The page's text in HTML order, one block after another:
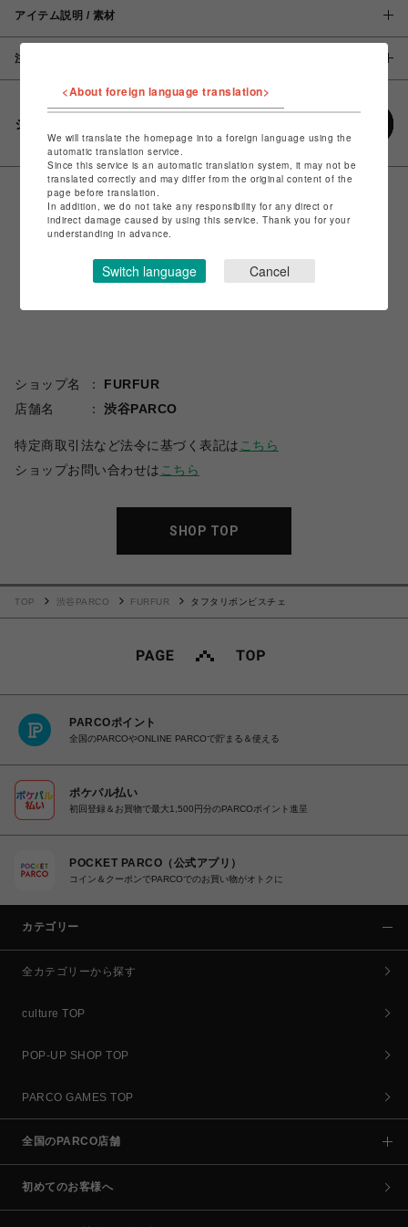
アイテム説明 / 素材
注意事項
シェアする
ショップ名
FURFUR
店舗名
渋谷PARCO
特定商取引法など法令に基づく表記は こちら
ショップお問い合わせは こちら
SHOP TOP
TOP 渋谷PARCO FURFUR タフタリボンビスチェ
PARCOポイント
全国のPARCOやONLINE PARCOで貯まる＆使える
ポケパル払い
初回登録＆お買物で最大1,500円分のPARCOポイント進呈
POCKET PARCO（公式アプリ）
コイン＆クーポンでPARCOでのお買い物がオトクに
カテゴリー
全カテゴリーから探す
culture TOP
POP-UP SHOP TOP
PARCO GAMES TOP
全国のPARCO店舗
初めてのお客様へ
<About foreign language translation>
We will translate the homepage into a foreign language using the
automatic translation service.
Since this service is an automatic translation system, it may not be
translated correctly and may differ from the original content of the
page before translation.
In addition, we do not take any responsibility for any direct or
indirect damage caused by using this service. Thank you for your
understanding in advance.
Switch language Cancel